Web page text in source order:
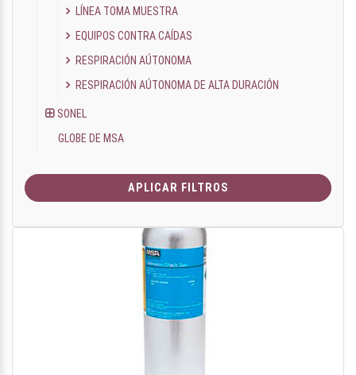
LÍNEA TOMA MUESTRA
EQUIPOS CONTRA CAÍDAS
RESPIRACIÓN AÚTONOMA
RESPIRACIÓN AÚTONOMA DE ALTA DURACIÓN
SONEL
GLOBE DE MSA
APLICAR FILTROS